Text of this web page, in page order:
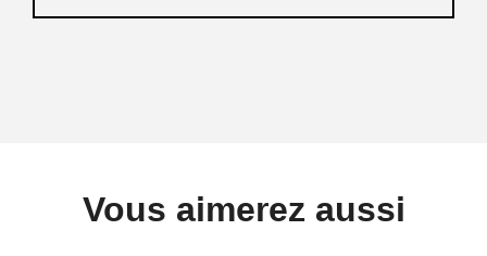
Vous aimerez aussi